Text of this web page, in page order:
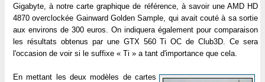
Gigabyte, à notre carte graphique de référence, à savoir une AMD HD
4870 overclockée Gainward Golden Sample, qui avait couté à sa sortie
aux environs de 300 euros. On indiquera également pour comparaison
les résultats obtenus par une GTX 560 Ti OC de Club3D. Ce sera
l'occasion de voir si le suffixe « Ti » a tant d'importance que cela.
En mettant les deux modèles de cartes